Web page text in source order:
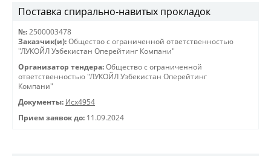
Поставка спирально-навитых прокладок
№: 2500003478
Заказчик(и): Общество с ограниченной ответственностью
"ЛУКОЙЛ Узбекистан Оперейтинг Компани"
Организатор тендера: Общество с ограниченной
ответственностью "ЛУКОЙЛ Узбекистан Оперейтинг
Компани"
Документы: Исх4954
Прием заявок до: 11.09.2024